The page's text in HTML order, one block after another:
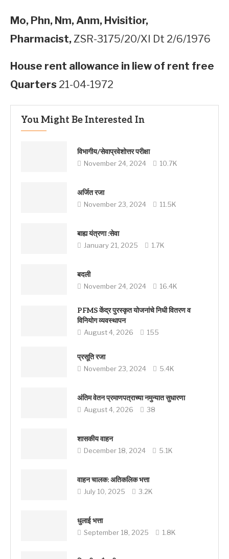
Mo, Phn, Nm, Anm, Hvisitior,
Pharmacist,ZSR-3175/20/XI Dt 2/6/1976
House rent allowance in liew of rent free
Quarters 21-04-1972
You Might Be Interested In
विभागीय/सेवाप्रवेशोत्तर परीक्षा
November 24, 2024 10.7K
अर्जित रजा
November 23, 2024 11.5K
बाह्य यंत्रणा :सेवा
January 21, 2025 1.7K
बदली
November 24, 2024 16.4K
PFMS केंद्र पुरस्कृत योजनांचे निधी वितरण व
विनियोग व्यवस्थापन
August 4, 2026 155
प्रसूति रजा
November 23, 2024 5.4K
अंतिम वेतन प्रमाणपत्राच्या नमुन्यात सुधारणा
August 4, 2026 38
शासकीय वाहन
December 18, 2024 5.1K
वाहन चालक: अतिकलिक भत्ता
July 10, 2025 3.2K
धुलाई भत्ता
September 18, 2025 1.8K